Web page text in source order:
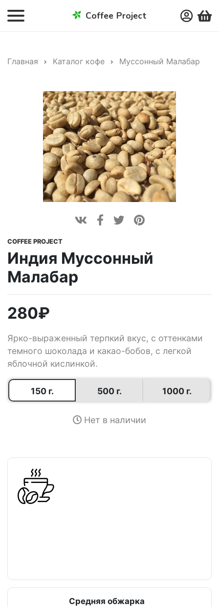
Coffee Project
Главная Каталог кофе Муссонный Малабар
COFFEE PROJECT
Индия Муссонный
Малабар
280₽
Ярко-выраженный терпкий вкус, с оттенками
темного шоколада и какао-бобов, с легкой
яблочной кислинкой.
150 г. 500 г. 1000 г.
Нет в наличии
Средняя обжарка